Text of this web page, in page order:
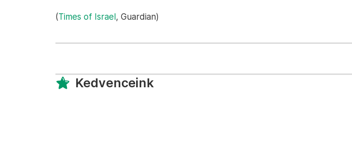
(Times of Israel, Guardian)
Kedvenceink